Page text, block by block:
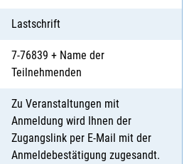
Lastschrift
7-76839 + Name der
Teilnehmenden
Zu Veranstaltungen mit
Anmeldung wird Ihnen der
Zugangslink per E-Mail mit der
Anmeldebestätigung zugesandt.